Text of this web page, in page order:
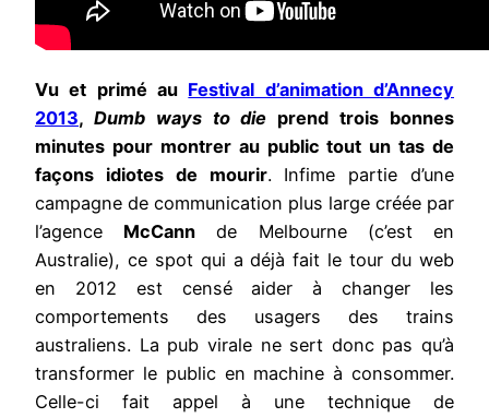
Vu et primé au Festival d’animation d’Annecy
2013, Dumb ways to die prend trois bonnes
minutes pour montrer au public tout un tas de
façons idiotes de mourir. Infime partie d’une
campagne de communication plus large créée par
l’agence McCann de Melbourne (c’est en
Australie), ce spot qui a déjà fait le tour du web
en 2012 est censé aider à changer les
comportements des usagers des trains
australiens. La pub virale ne sert donc pas qu’à
transformer le public en machine à consommer.
Celle-ci fait appel à une technique de